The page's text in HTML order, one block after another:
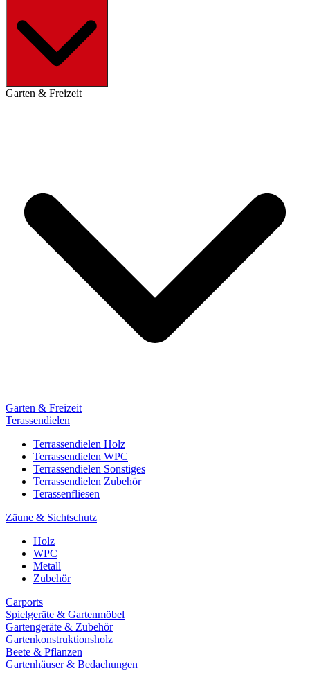
Garten & Freizeit
Garten & Freizeit
Terassendielen
Terrassendielen Holz
Terrassendielen WPC
Terrassendielen Sonstiges
Terrassendielen Zubehör
Terassenfliesen
Zäune & Sichtschutz
Holz
WPC
Metall
Zubehör
Carports
Spielgeräte & Gartenmöbel
Gartengeräte & Zubehör
Gartenkonstruktionsholz
Beete & Pflanzen
Gartenhäuser & Bedachungen